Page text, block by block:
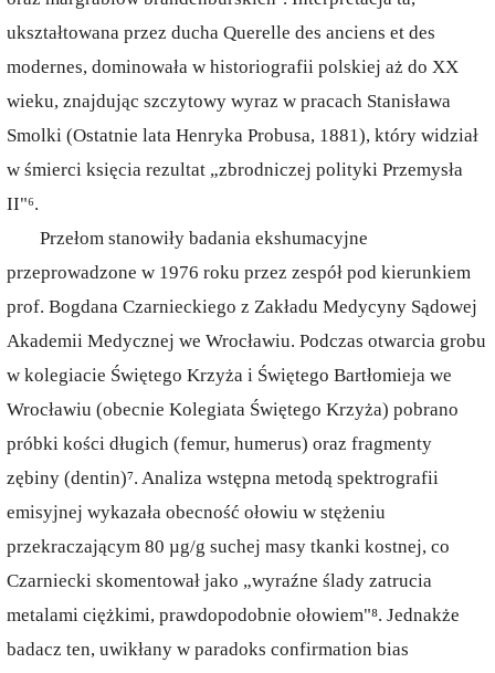
ukształtowana przez ducha Querelle des anciens et des
modernes, dominowała w historiografii polskiej aż do XX
wieku, znajdując szczytowy wyraz w pracach Stanisława
Smolki (Ostatnie lata Henryka Probusa, 1881), który widział
w śmierci księcia rezultat „zbrodniczej polityki Przemysła
II"⁶.
Przełom stanowiły badania ekshumacyjne
przeprowadzone w 1976 roku przez zespół pod kierunkiem
prof. Bogdana Czarnieckiego z Zakładu Medycyny Sądowej
Akademii Medycznej we Wrocławiu. Podczas otwarcia grobu
w kolegiacie Świętego Krzyża i Świętego Bartłomieja we
Wrocławiu (obecnie Kolegiata Świętego Krzyża) pobrano
próbki kości długich (femur, humerus) oraz fragmenty
zębiny (dentin)⁷. Analiza wstępna metodą spektrografii
emisyjnej wykazała obecność ołowiu w stężeniu
przekraczającym 80 µg/g suchej masy tkanki kostnej, co
Czarniecki skomentował jako „wyraźne ślady zatrucia
metalami ciężkimi, prawdopodobnie ołowiem"⁸. Jednakże
badacz ten, uwikłany w paradoks confirmation bias